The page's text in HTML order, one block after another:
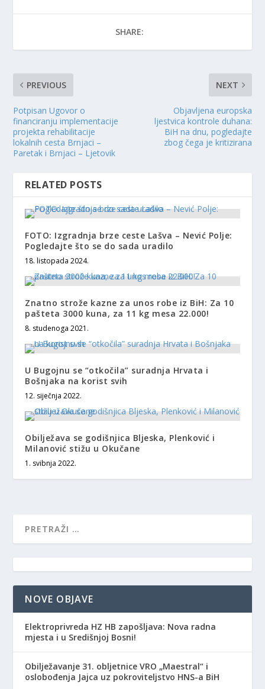
SHARE:
PREVIOUS
Potpisan Ugovor o
financiranju implementacije
projekta rehabilitacije
lokalnih cesta Brnjaci –
Paretak i Brnjaci – Ljetovik
NEXT
Objavljena europska
ljestvica kontrole duhana:
BiH na dnu, pogledajte
zbog čega je kritizirana
RELATED POSTS
FOTO: Izgradnja brze ceste Lašva – Nević Polje:
Pogledajte što se do sada uradilo
18. listopada 2024.
Znatno strože kazne za unos robe iz BiH: Za 10
pašteta 3000 kuna, za 11 kg mesa 22.000!
8. studenoga 2021.
U Bugojnu se “otkočila” suradnja Hrvata i
Bošnjaka na korist svih
12. siječnja 2022.
Obilježava se godišnjica Bljeska, Plenković i
Milanović stižu u Okučane
1. svibnja 2022.
NOVE OBJAVE
Elektroprivreda HZ HB zapošljava: Nova radna
mjesta i u Središnjoj Bosni!
Obilježavanje 31. obljetnice VRO „Maestral“ i
oslobođenja Jajca uz pokroviteljstvo HNS-a BiH